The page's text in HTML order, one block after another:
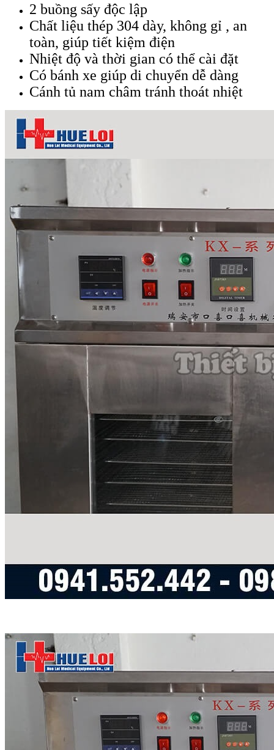
2 buồng sấy độc lập
Chất liệu thép 304 dày, không gỉ , an
toàn, giúp tiết kiệm điện
Nhiệt độ và thời gian có thể cài đặt
Có bánh xe giúp di chuyển dễ dàng
Cánh tủ nam châm tránh thoát nhiệt